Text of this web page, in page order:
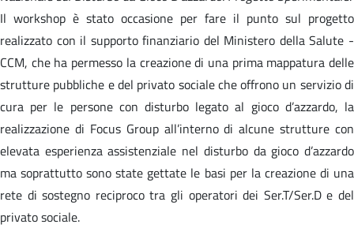
Il workshop è stato occasione per fare il punto sul progetto
realizzato con il supporto finanziario del Ministero della Salute -
CCM, che ha permesso la creazione di una prima mappatura delle
strutture pubbliche e del privato sociale che offrono un servizio di
cura per le persone con disturbo legato al gioco d’azzardo, la
realizzazione di Focus Group all’interno di alcune strutture con
elevata esperienza assistenziale nel disturbo da gioco d’azzardo
ma soprattutto sono state gettate le basi per la creazione di una
rete di sostegno reciproco tra gli operatori dei Ser.T/Ser.D e del
privato sociale.